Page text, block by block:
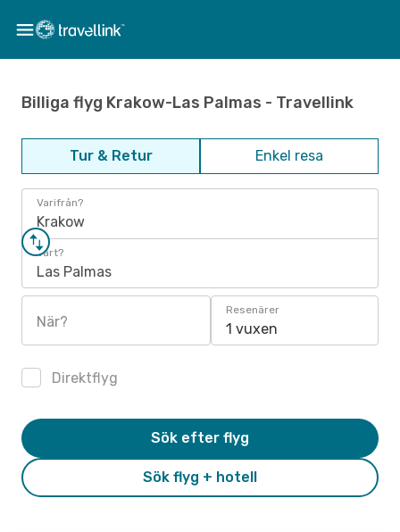
Billiga flyg Krakow-Las Palmas - Travellink
Tur & Retur Enkel resa
Varifrån?
Krakow
Vart?
Las Palmas
När?
Resenärer
1 vuxen
Direktflyg
Sök flyg + hotell
Sök efter flyg